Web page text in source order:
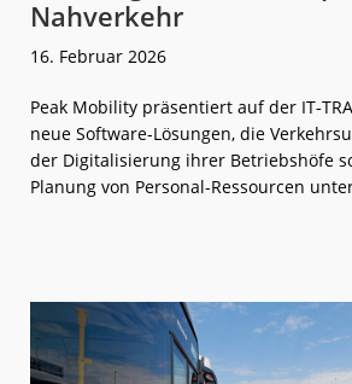
Nahverkehr
16. Februar 2026
Peak Mobility präsentiert auf der
neue Software-Lösungen, die
der Digitalisierung ihrer Betriebshöfe
Planung von Personal-Ressourcen